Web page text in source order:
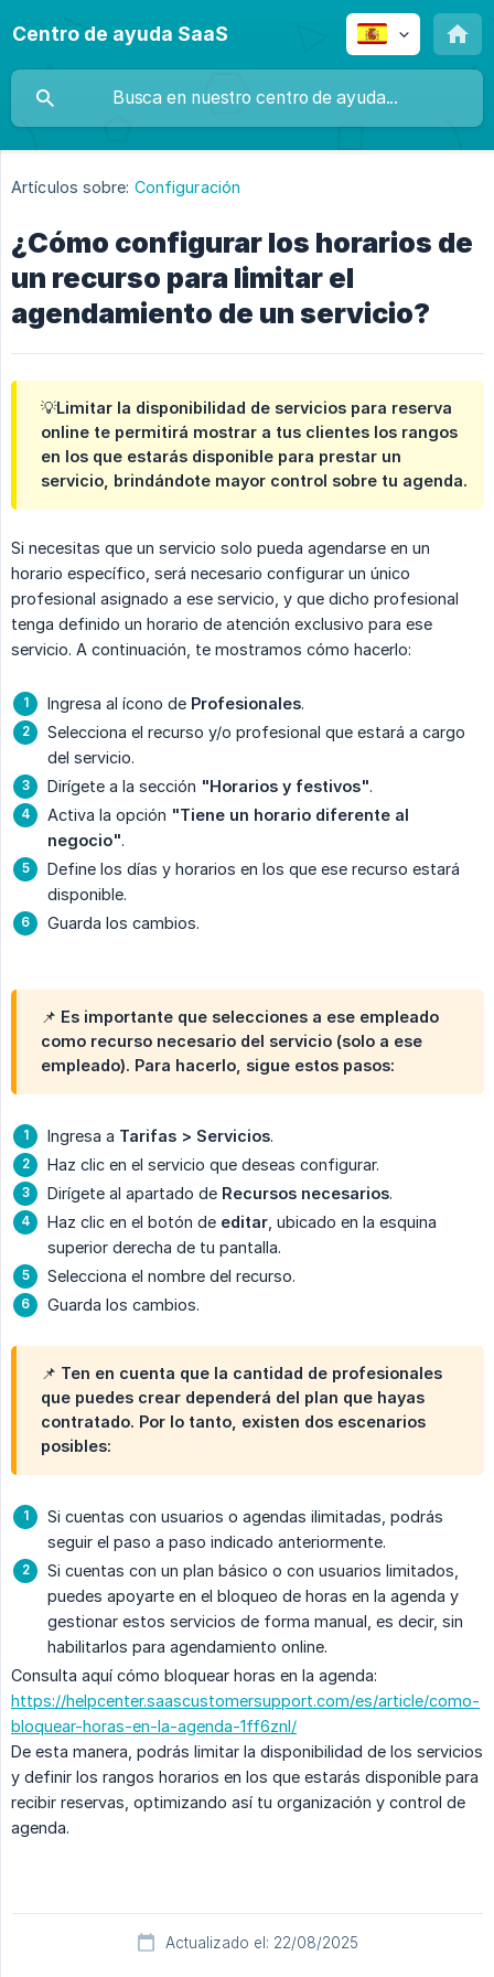
Centro de ayuda SaaS
Artículos sobre: Configuración
¿Cómo configurar los horarios de
un recurso para limitar el
agendamiento de un servicio?
💡Limitar la disponibilidad de servicios para reserva
online te permitirá mostrar a tus clientes los rangos
en los que estarás disponible para prestar un
servicio, brindándote mayor control sobre tu agenda.
Si necesitas que un servicio solo pueda agendarse en un
horario específico, será necesario configurar un único
profesional asignado a ese servicio, y que dicho profesional
tenga definido un horario de atención exclusivo para ese
servicio. A continuación, te mostramos cómo hacerlo:
Ingresa al ícono de Profesionales.
Selecciona el recurso y/o profesional que estará a cargo
del servicio.
Dirígete a la sección "Horarios y festivos".
Activa la opción "Tiene un horario diferente al
negocio".
Define los días y horarios en los que ese recurso estará
disponible.
Guarda los cambios.
📌 Es importante que selecciones a ese empleado
como recurso necesario del servicio (solo a ese
empleado). Para hacerlo, sigue estos pasos:
Ingresa a Tarifas > Servicios.
Haz clic en el servicio que deseas configurar.
Dirígete al apartado de Recursos necesarios.
Haz clic en el botón de editar , ubicado en la esquina
superior derecha de tu pantalla.
Selecciona el nombre del recurso.
Guarda los cambios.
📌 Ten en cuenta que la cantidad de profesionales
que puedes crear dependerá del plan que hayas
contratado. Por lo tanto, existen dos escenarios
posibles:
Si cuentas con usuarios o agendas ilimitadas, podrás
seguir el paso a paso indicado anteriormente.
Si cuentas con un plan básico o con usuarios limitados,
puedes apoyarte en el bloqueo de horas en la agenda y
gestionar estos servicios de forma manual, es decir, sin
habilitarlos para agendamiento online.
Consulta aquí cómo bloquear horas en la agenda:
https://helpcenter.saascustomersupport.com/es/article/como-
bloquear-horas-en-la-agenda-1ff6znl/
De esta manera, podrás limitar la disponibilidad de los servicios
y definir los rangos horarios en los que estarás disponible para
recibir reservas, optimizando así tu organización y control de
agenda.
Actualizado el: 22/08/2025